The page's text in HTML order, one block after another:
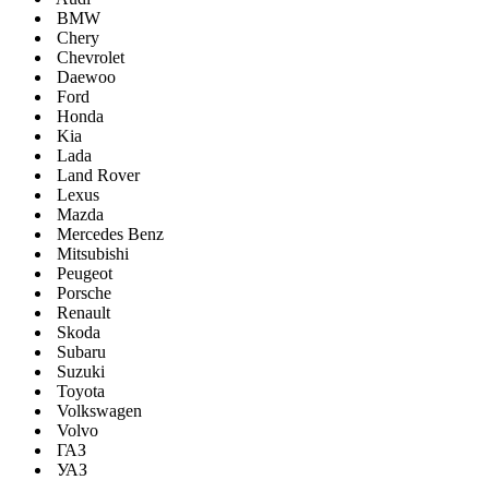
BMW
Chery
Chevrolet
Daewoo
Ford
Honda
Kia
Lada
Land Rover
Lexus
Mazda
Mercedes Benz
Mitsubishi
Peugeot
Porsche
Renault
Skoda
Subaru
Suzuki
Toyota
Volkswagen
Volvo
ГАЗ
УАЗ